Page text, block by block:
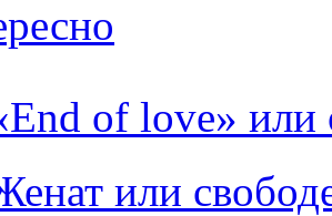
of love» или
или